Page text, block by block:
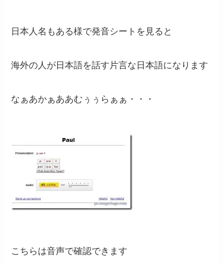
日本人名もある様で発音シートを見ると
海外の人が日本語を話す片言な日本語になります
なぁあかぁああむぅぅらぁぁ・・・
こちらは音声で確認できます